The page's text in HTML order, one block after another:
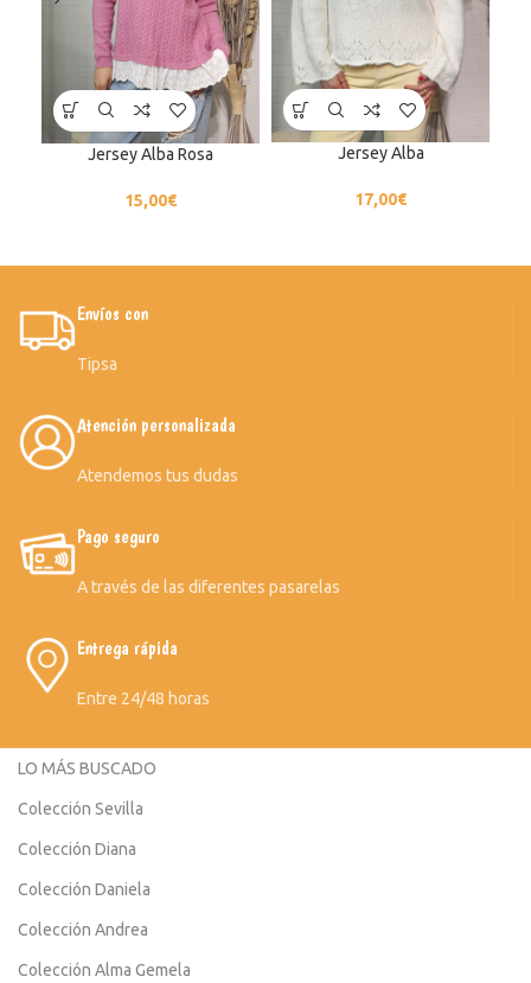
Jersey Alba Rosa
15,00€
Jersey Alba
17,00€
Envíos con
Tipsa
Atención personalizada
Atendemos tus dudas
Pago seguro
A través de las diferentes pasarelas
Entrega rápida
Entre 24/48 horas
LO MÁS BUSCADO
Colección Sevilla
Colección Diana
Colección Daniela
Colección Andrea
Colección Alma Gemela